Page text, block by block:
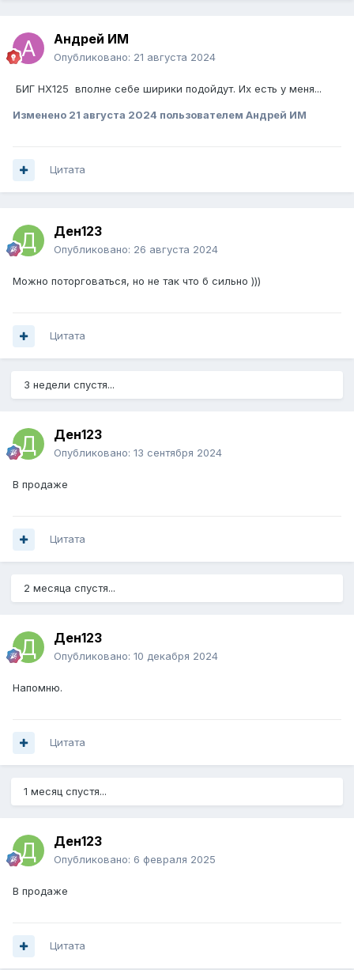
Андрей ИМ
Опубликовано: 21 августа 2024
БИГ HX125 вполне себе ширики подойдут. Их есть у меня...
Изменено 21 августа 2024 пользователем Андрей ИМ
Цитата
Ден123
Опубликовано: 26 августа 2024
Можно поторговаться, но не так что б сильно )))
Цитата
3 недели спустя...
Ден123
Опубликовано: 13 сентября 2024
В продаже
Цитата
2 месяца спустя...
Ден123
Опубликовано: 10 декабря 2024
Напомню.
Цитата
1 месяц спустя...
Ден123
Опубликовано: 6 февраля 2025
В продаже
Цитата